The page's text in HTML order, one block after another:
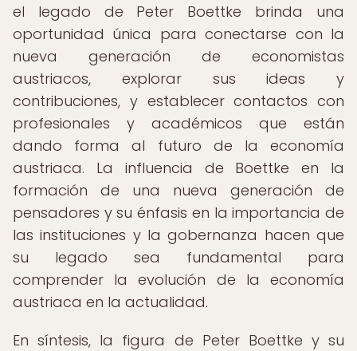
el legado de Peter Boettke brinda una
oportunidad única para conectarse con la
nueva generación de economistas
austriacos, explorar sus ideas y
contribuciones, y establecer contactos con
profesionales y académicos que están
dando forma al futuro de la economía
austriaca. La influencia de Boettke en la
formación de una nueva generación de
pensadores y su énfasis en la importancia de
las instituciones y la gobernanza hacen que
su legado sea fundamental para
comprender la evolución de la economía
austriaca en la actualidad.
En síntesis, la figura de Peter Boettke y su